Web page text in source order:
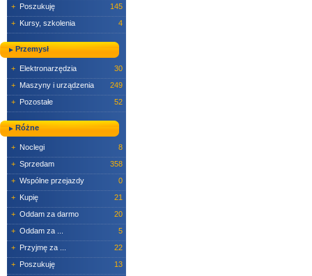
+ Poszukuję
145
+ Kursy, szkolenia 4
Przemysł
+ Elektronarzędzia
30
+ Maszyny i urządzenia
249
+ Pozostałe 52
Różne
+ Noclegi
8
+ Sprzedam
358
+ Wspólne przejazdy
0
+ Kupię
21
+ Oddam za darmo
20
+ Oddam za ...
5
+ Przyjmę za ...
22
+ Poszukuję
13